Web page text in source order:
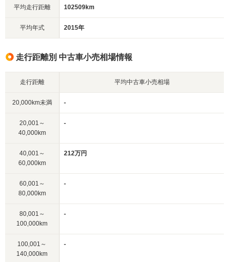
平均走行距離 102509km
平均年式 2015年
走行距離別 中古車小売相場情報
走行距離 平均中古車小売相場
20,000km未満 -
20,001～
40,000km
-
40,001～
60,000km
212万円
60,001～
80,000km
-
80,001～
100,000km
-
100,001～
140,000km
-